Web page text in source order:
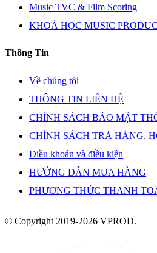
Music TVC & Film Scoring
KHOÁ HỌC MUSIC
Thông Tin
Về chúng tôi
THÔNG TIN LIÊN HỆ
CHÍNH SÁCH BẢO MẬT
CHÍNH SÁCH TRẢ HÀNG,
Điều khoản và điều kiện
HƯỚNG DẪN MUA HÀNG
PHƯƠNG THỨC THANH
© Copyright 2019-2026 VPROD.